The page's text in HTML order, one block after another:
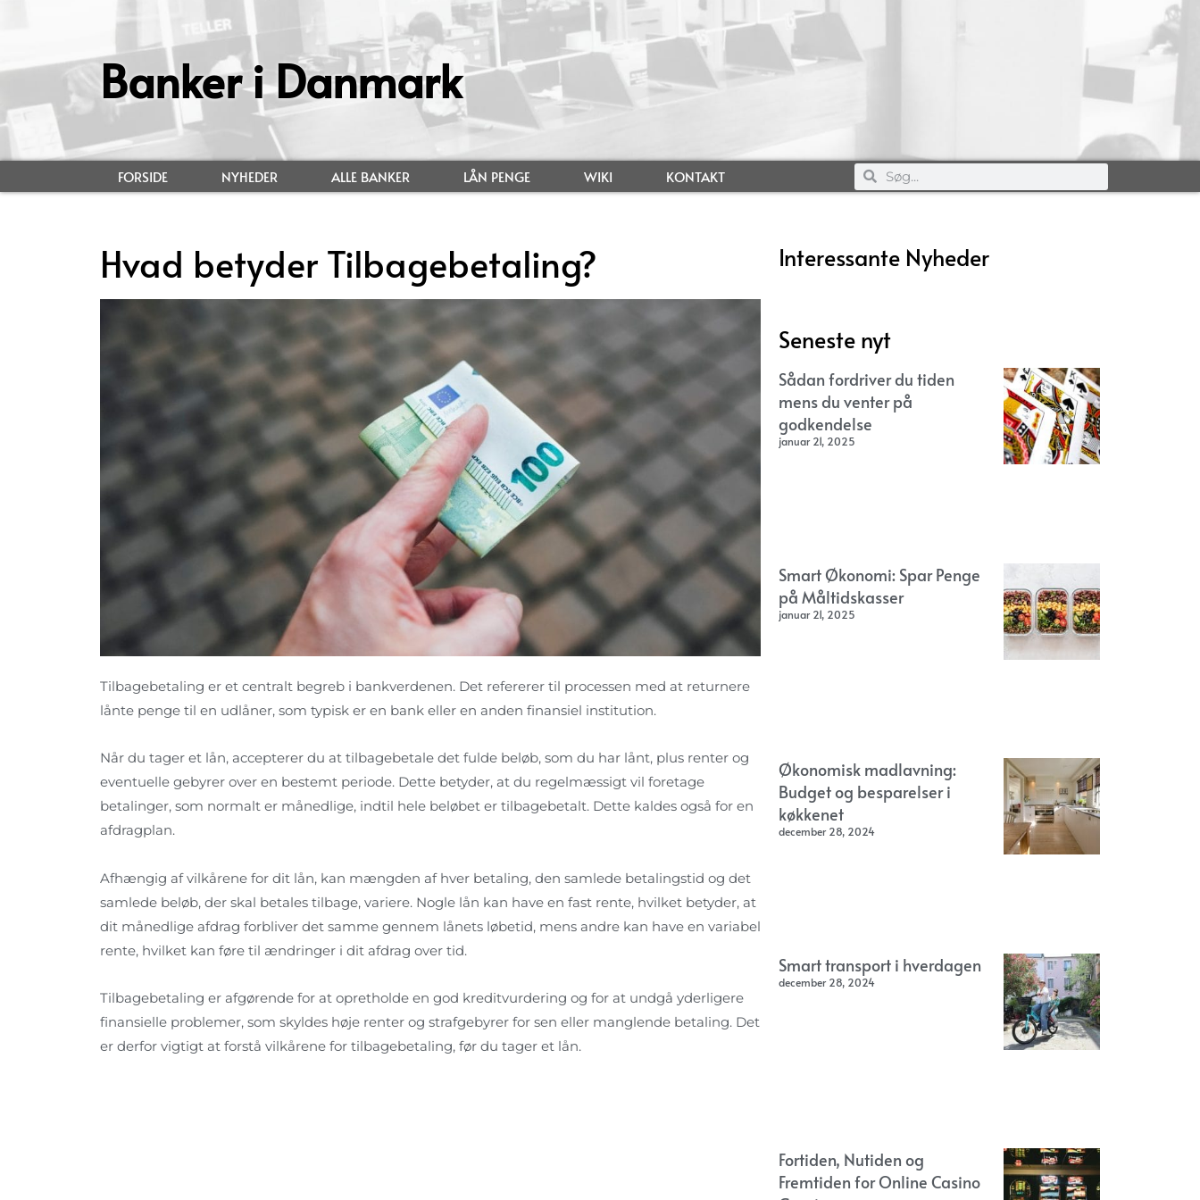
Banker i Danmark
FORSIDE NYHEDER ALLE BANKER LÅN PENGE WIKI KONTAKT
Hvad betyder Tilbagebetaling?
Tilbagebetaling er et centralt begreb i bankverdenen. Det refererer til processen med at returnere
lånte penge til en udlåner, som typisk er en bank eller en anden finansiel institution.
Når du tager et lån, accepterer du at tilbagebetale det fulde beløb, som du har lånt, plus renter og
eventuelle gebyrer over en bestemt periode. Dette betyder, at du regelmæssigt vil foretage
betalinger, som normalt er månedlige, indtil hele beløbet er tilbagebetalt. Dette kaldes også for en
afdragplan.
Afhængig af vilkårene for dit lån, kan mængden af hver betaling, den samlede betalingstid og det
samlede beløb, der skal betales tilbage, variere. Nogle lån kan have en fast rente, hvilket betyder, at
dit månedlige afdrag forbliver det samme gennem lånets løbetid, mens andre kan have en variabel
rente, hvilket kan føre til ændringer i dit afdrag over tid.
Tilbagebetaling er afgørende for at opretholde en god kreditvurdering og for at undgå yderligere
finansielle problemer, som skyldes høje renter og strafgebyrer for sen eller manglende betaling. Det
er derfor vigtigt at forstå vilkårene for tilbagebetaling, før du tager et lån.
Interessante Nyheder
Seneste nyt
Sådan fordriver du tiden
mens du venter på
godkendelse
januar 21, 2025
Smart Økonomi: Spar Penge
på Måltidskasser
januar 21, 2025
Økonomisk madlavning:
Budget og besparelser i
køkkenet
december 28, 2024
Smart transport i hverdagen
december 28, 2024
Fortiden, Nutiden og
Fremtiden for Online Casino